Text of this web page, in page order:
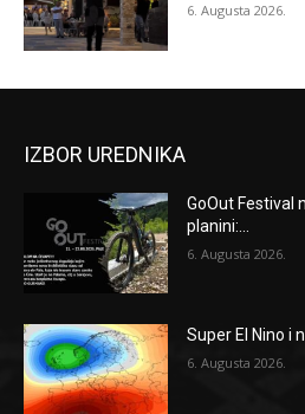
6. Augusta 2026.
IZBOR UREDNIKA
GoOut Festival
planini:...
6. Augusta 2026.
Super El Nino i
6. Augusta 2026.